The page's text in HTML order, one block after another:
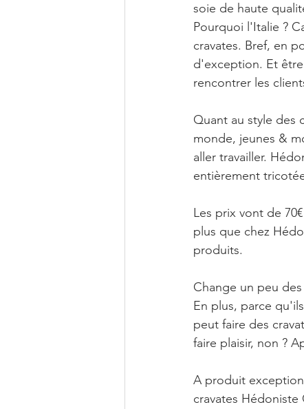
soie de haute
Pourquoi l'Italie ?
cravates. Bref, en
d'exception. Et
rencontrer les
Quant au style des
monde, jeunes &
aller travailler.
entièrement
Les prix vont de
plus que chez
produits.
Change un peu
En plus, parce
peut faire des
faire plaisir, non ?
A produit
cravates